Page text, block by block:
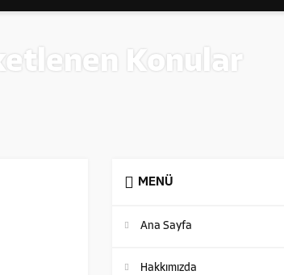
Konular
MENÜ
Ana Sayfa
Hakkımızda